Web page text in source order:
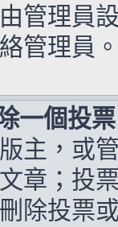
管理員
管理員
一個投
主，或
章；投
除投票